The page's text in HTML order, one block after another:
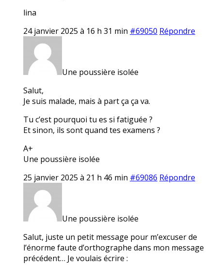
lina
24 janvier 2025 à 16 h 31 min #69050 Répondre
Une poussière isolée
Salut,
Je suis malade, mais à part ça ça va.
Tu c’est pourquoi tu es si fatiguée ?
Et sinon, ils sont quand tes examens ?
A+
Une poussière isolée
25 janvier 2025 à 21 h 46 min #69086 Répondre
Une poussière isolée
Salut, juste un petit message pour m’excuser de
l’énorme faute d’orthographe dans mon message
précédent… Je voulais écrire :